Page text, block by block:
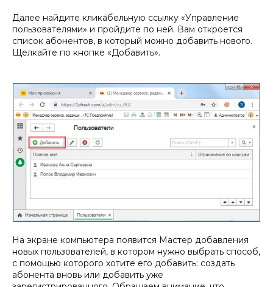
Далее найдите кликабельную ссылку «Управление
пользователями» и пройдите по ней. Вам откроется
список абонентов, в который можно добавить нового.
Щелкайте по кнопке «Добавить».
На экране компьютера появится Мастер добавления
новых пользователей, в котором нужно выбрать способ,
с помощью которого хотите его добавить: создать
абонента вновь или добавить уже